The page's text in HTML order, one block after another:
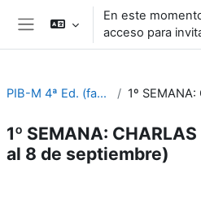
Salta al contenido principal
Panel lateral
En este
acceso para
PIB-M 4ª Ed. (fase práctica)
1º SEMANA:
al 8 de septiembre)